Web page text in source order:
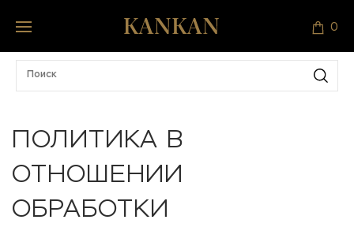
0
ПОЛИТИКА В
ОТНОШЕНИИ
ОБРАБОТКИ